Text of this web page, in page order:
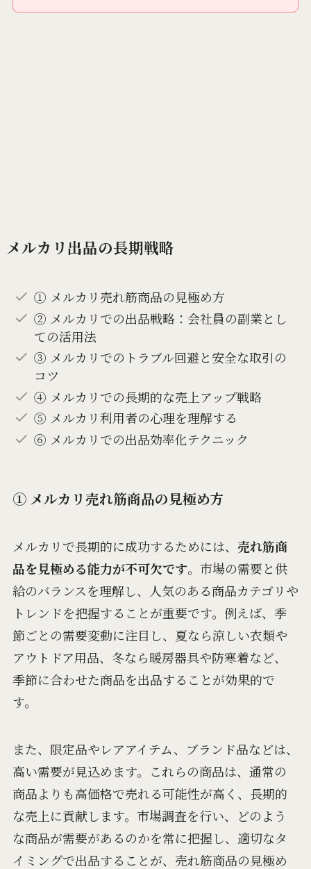
メルカリ出品の長期戦略
① メルカリ売れ筋商品の見極め方
② メルカリでの出品戦略：会社員の副業とし
ての活用法
③ メルカリでのトラブル回避と安全な取引の
コツ
④ メルカリでの長期的な売上アップ戦略
⑤ メルカリ利用者の心理を理解する
⑥ メルカリでの出品効率化テクニック
① メルカリ売れ筋商品の見極め方
メルカリで長期的に成功するためには、 売れ筋商
品を見極める能力が不可欠です。市場の需要と供
給のバランスを理解し、人気のある商品カテゴリや
トレンドを把握することが重要です。例えば、季
節ごとの需要変動に注目し、夏なら涼しい衣類や
アウトドア用品、冬なら暖房器具や防寒着など、
季節に合わせた商品を出品することが効果的で
す。
また、限定品やレアアイテム、ブランド品などは、
高い需要が見込めます。これらの商品は、通常の
商品よりも高価格で売れる可能性が高く、長期的
な売上に貢献します。市場調査を行い、どのよう
な商品が需要があるのかを常に把握し、適切なタ
イミングで出品することが、売れ筋商品の見極め